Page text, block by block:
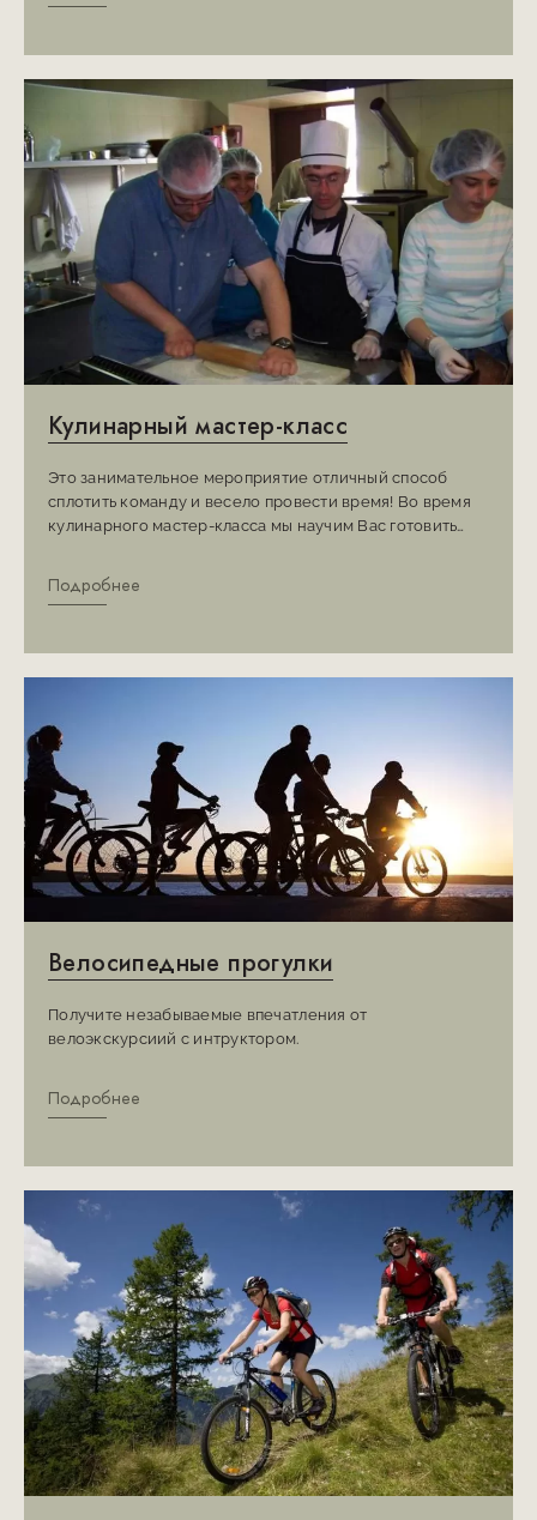
Кулинарный мастер-класс
Это занимательное мероприятие отличный способ
сплотить команду и весело провести время! Во время
кулинарного мастер-класса мы научим Вас готовить
такие как: салат из маринованных баклажанов, горячий
хумус и филе форели, запеченное в лаваше.
Подробнее
Велосипедные прогулки
Получите незабываемые впечатления от
велоэкскурсиий с интруктором.
Подробнее